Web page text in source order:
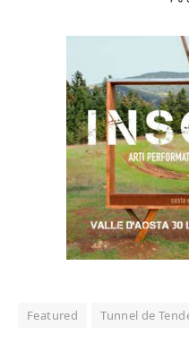
Featured Tunnel de